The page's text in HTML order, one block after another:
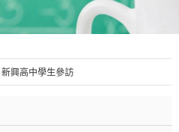
新興高中學生參訪